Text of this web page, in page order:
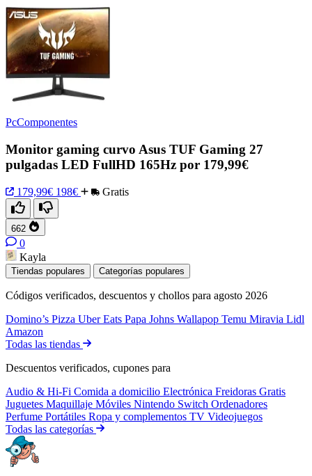
PcComponentes
Monitor gaming curvo Asus TUF Gaming 27
pulgadas LED FullHD 165Hz por 179,99€
179,99€ 198€ Gratis
662
0
Kayla
Tiendas populares Categorías populares
Códigos verificados, descuentos y chollos para agosto 2026
Domino’s Pizza Uber Eats Papa Johns Wallapop Temu Miravia Lidl
Amazon
Todas las tiendas
Descuentos verificados, cupones para
Audio & Hi-Fi Comida a domicilio Electrónica Freidoras Gratis
Juguetes Maquillaje Móviles Nintendo Switch Ordenadores
Perfume Portátiles Ropa y complementos TV Videojuegos
Todas las categorías